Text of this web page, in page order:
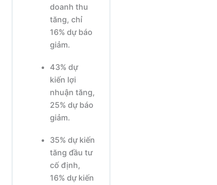
doanh thu
tăng, chỉ
16% dự báo
giảm.
43% dự
kiến lợi
nhuận tăng,
25% dự báo
giảm.
35% dự kiến
tăng đầu tư
cố định,
16% dự kiến